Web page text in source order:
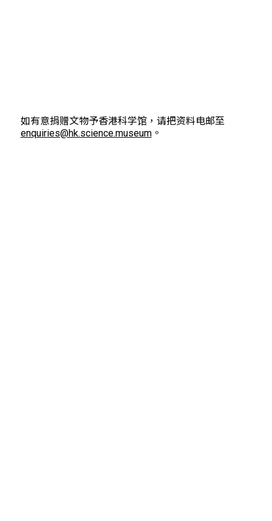
如有意捐赠文物予香港科学馆，请把资料电邮至
enquiries@hk.science.museum。